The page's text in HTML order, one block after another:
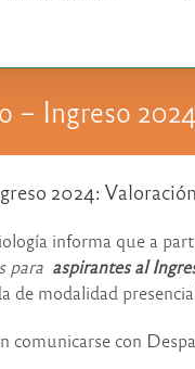
– Ingreso
2024:
informa que a
para aspirantes al
de modalidad
comunicarse con